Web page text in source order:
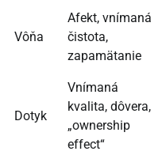
Vôňa
Afekt, vnímaná
čistota,
zapamätanie
Dotyk
Vnímaná
kvalita, dôvera,
„ownership
effect“